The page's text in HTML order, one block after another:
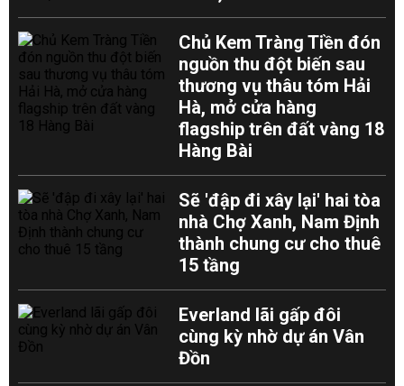
Chủ Kem Tràng Tiền đón
nguồn thu đột biến sau
thương vụ thâu tóm Hải
Hà, mở cửa hàng
flagship trên đất vàng 18
Hàng Bài
Sẽ 'đập đi xây lại' hai tòa
nhà Chợ Xanh, Nam Định
thành chung cư cho thuê
15 tầng
Everland lãi gấp đôi
cùng kỳ nhờ dự án Vân
Đồn